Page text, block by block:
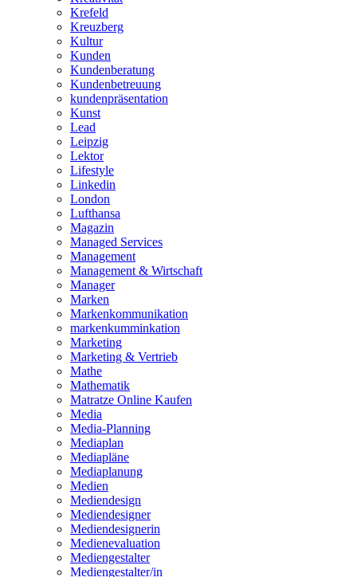
Krefeld
Kreuzberg
Kultur
Kunden
Kundenberatung
Kundenbetreuung
kundenpräsentation
Kunst
Lead
Leipzig
Lektor
Lifestyle
Linkedin
London
Lufthansa
Magazin
Managed Services
Management
Management & Wirtschaft
Manager
Marken
Markenkommunikation
markenkumminkation
Marketing
Marketing & Vertrieb
Mathe
Mathematik
Matratze Online Kaufen
Media
Media-Planning
Mediaplan
Mediapläne
Mediaplanung
Medien
Mediendesign
Mediendesigner
Mediendesignerin
Medienevaluation
Mediengestalter
Mediengestalter/in